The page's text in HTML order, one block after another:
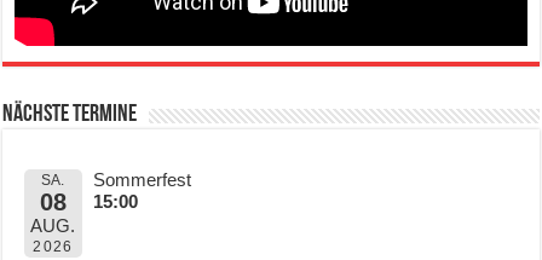
Nächste Termine
SA.
08
AUG.
2026
Sommerfest
15:00